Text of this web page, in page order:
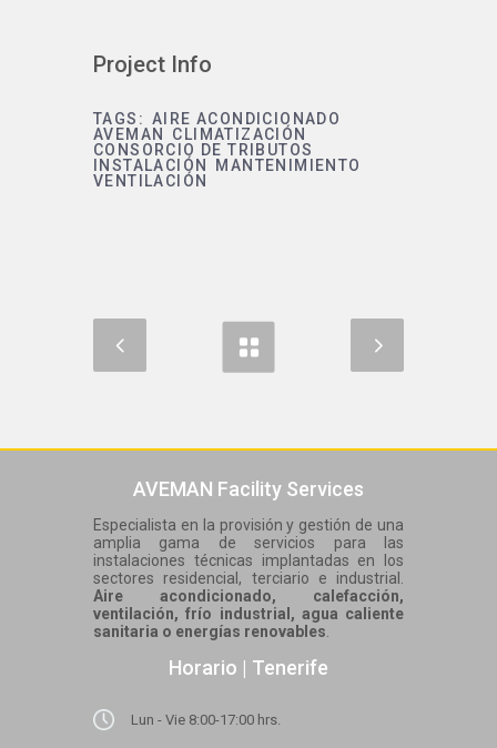
Project Info
TAGS: AIRE ACONDICIONADO
AVEMAN
CLIMATIZACIÓN
CONSORCIO DE TRIBUTOS
INSTALACIÓN
MANTENIMIENTO
VENTILACIÓN
AVEMAN Facility Services
Especialista en la provisión y gestión de una
amplia gama de servicios para las
instalaciones técnicas implantadas en los
sectores residencial, terciario e industrial.
Aire acondicionado, calefacción,
ventilación, frío industrial, agua caliente
sanitaria o energías renovables
Horario | Tenerife
Lun - Vie 8:00-17:00 hrs.